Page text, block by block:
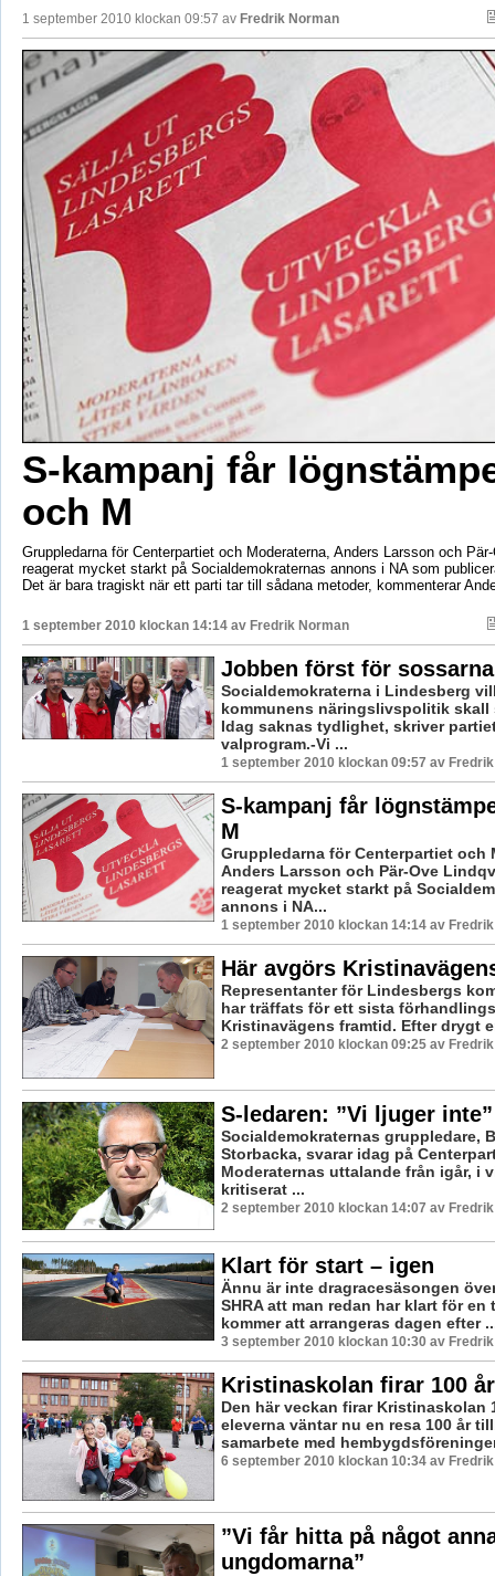
1 september 2010 klockan 09:57 av Fredrik Norman
S-kampanj får
och M
Gruppledarna för Centerpartiet och Moderaterna, Anders Larsson och
reagerat mycket starkt på Socialdemokraternas annons i NA som
Det är bara tragiskt när ett parti tar till sådana metoder, kommenterar
1 september 2010 klockan 14:14 av Fredrik Norman
Jobben först för sossarna
Socialdemokraterna i Lindesberg
kommunens näringslivspolitik skall
Idag saknas tydlighet, skriver
valprogram.-Vi ...
1 september 2010 klockan 09:57 av
S-kampanj får
M
Gruppledarna för Centerpartiet och
Anders Larsson och Pär-Ove
reagerat mycket starkt på
annons i NA...
1 september 2010 klockan 14:14 av
Här avgörs
Representanter för Lindesbergs
har träffats för ett sista
Kristinavägens framtid. Efter drygt
2 september 2010 klockan 09:25 av
S-ledaren: ”Vi ljuger inte”
Socialdemokraternas gruppledare,
Storbacka, svarar idag på
Moderaternas uttalande från igår, i
kritiserat ...
2 september 2010 klockan 14:07 av
Klart för start – igen
Ännu är inte dragracesäsongen
SHRA att man redan har klart för
kommer att arrangeras dagen efter
3 september 2010 klockan 10:30 av
Kristinaskolan firar 100 år
Den här veckan firar Kristinaskolan
eleverna väntar nu en resa 100 år
samarbete med
6 september 2010 klockan 10:34 av
”Vi får hitta på något
ungdomarna”